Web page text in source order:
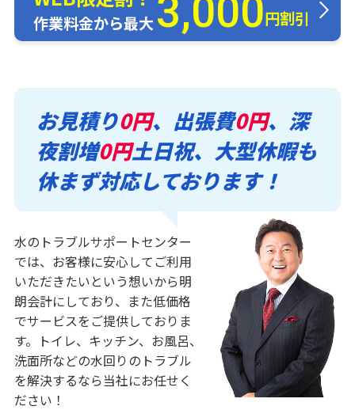
作業料金から最大3,000円割引
お見積り0円、出張費0円、深
夜割増0円土日祝、大型休暇も
休まず対応しております！
水のトラブルサポートセンター
では、お客様に安心してご利用
いただきたいという想いから明
朗会計にしており、また低価格
でサービスをご提供しておりま
す。トイレ、キッチン、お風呂、
洗面所などの水回りのトラブル
を解決するなら当社にお任せく
ださい！